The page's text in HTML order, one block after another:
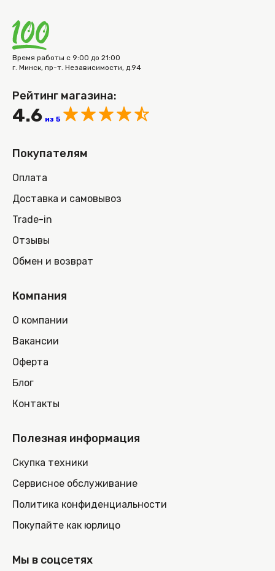
Время работы с 9:00 до 21:00
г. Минск, пр-т. Независимости, д.94
Рейтинг магазина:
4.6 из 5
Покупателям
Оплата
Доставка и самовывоз
Trade-in
Отзывы
Обмен и возврат
Компания
О компании
Вакансии
Оферта
Блог
Контакты
Полезная информация
Скупка техники
Сервисное обслуживание
Политика конфиденциальности
Покупайте как юрлицо
Мы в соцсетях